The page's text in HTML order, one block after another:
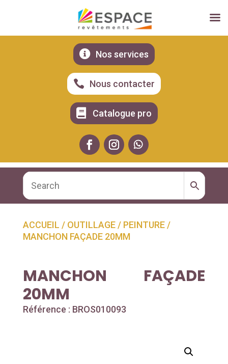
 Nos services
 Nous contacter
 Catalogue pro
ACCUEIL / OUTILLAGE/ PEINTURE/
MANCHON FAÇADE 20MM
MANCHON FAÇADE
20MM
Référence : BROS010093